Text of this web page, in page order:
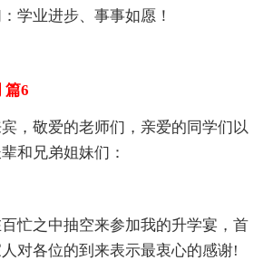
学业进步、事事如愿！
篇6
，敬爱的老师们，亲爱的同学们以
和兄弟姐妹们：
忙之中抽空来参加我的升学宴，首
对各位的到来表示最衷心的感谢!